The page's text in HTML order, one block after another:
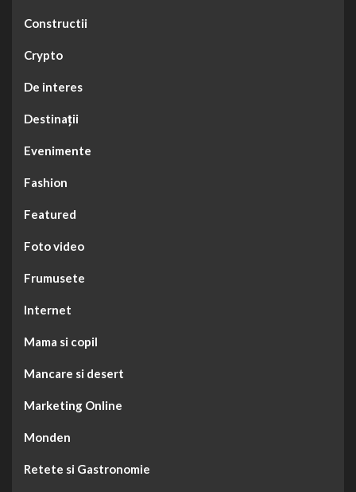
Constructii
Crypto
De interes
Destinații
Evenimente
Fashion
Featured
Foto video
Frumusete
Internet
Mama si copil
Mancare si desert
Marketing Online
Monden
Retete si Gastronomie